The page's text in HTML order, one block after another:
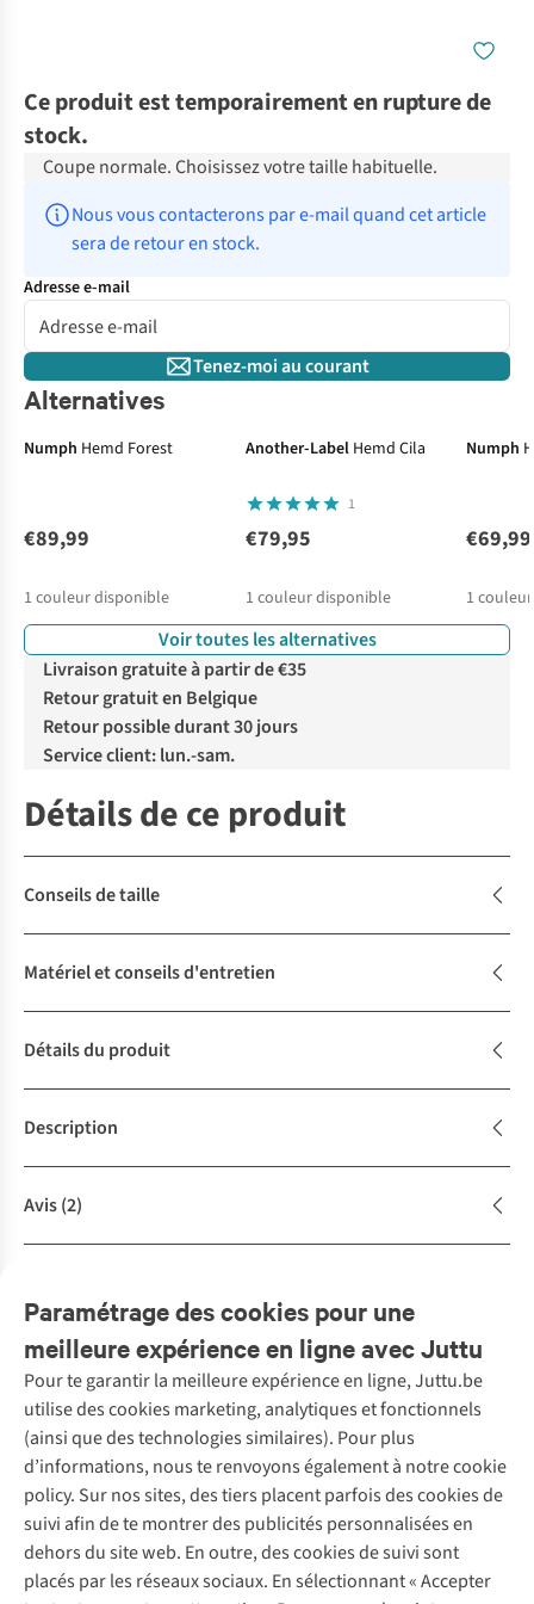
Ce produit est temporairement en rupture de
stock.
Coupe normale. Choisissez votre taille habituelle.
Nous vous contacterons par e-mail quand cet article
sera de retour en stock.
Adresse e-mail
Tenez-moi au courant
Alternatives
Numph Hemd Forest
€89,99
1 couleur disponible
Another-Label Hemd Cila
1
€79,95
1 couleur disponible
Numph
€69,99
1
Voir toutes les alternatives
Livraison gratuite à partir de €35
Retour gratuit en Belgique
Retour possible durant 30 jours
Service client: lun.-sam.
Détails de ce produit
Conseils de taille
Matériel et conseils d'entretien
Détails du produit
Description
Avis(2)
Complétez le look
Achète la tenue
Paramétrage des cookies pour une
meilleure expérience en ligne avec Juttu
Pour te garantir la meilleure expérience en ligne, Juttu.be
utilise des cookies marketing, analytiques et fonctionnels
(ainsi que des technologies similaires). Pour plus
d’informations, nous te renvoyons également à notre cookie
policy. Sur nos sites, des tiers placent parfois des cookies de
suivi afin de te montrer des publicités personnalisées en
dehors du site web. En outre, des cookies de suivi sont
placés par les réseaux sociaux. En sélectionnant « Accepter
Service client
Questions fréquentes
Commander
Payer
10 % réduction étudiants
Klarna : post-paiement
Livraison
Nos services
Vintage - ReJUsed
Atelier de couture
Personal shopping
Juttu
Qui sommes-nous ?